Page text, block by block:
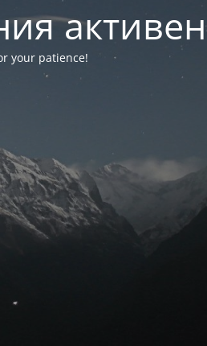
активен
your patience!